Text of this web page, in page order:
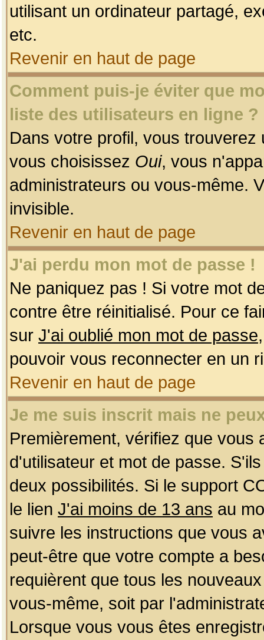
utilisant un ordinateur partagé,
etc.
Revenir en haut de page
Comment puis-je éviter que
liste des utilisateurs en ligne ?
Dans votre profil, vous
vous choisissez Oui, vous
administrateurs ou vous-même.
invisible.
Revenir en haut de page
J'ai perdu mon mot de passe !
Ne paniquez pas ! Si votre mot
contre être réinitialisé. Pour ce
sur J'ai oublié mon mot de passe
pouvoir vous reconnecter en un
Revenir en haut de page
Je me suis inscrit mais ne
Premièrement, vérifiez que
d'utilisateur et mot de passe.
deux possibilités. Si le support
le lien J'ai moins de 13 ans au
suivre les instructions que vous
peut-être que votre compte a
requièrent que tous les
vous-même, soit par
Lorsque vous vous êtes